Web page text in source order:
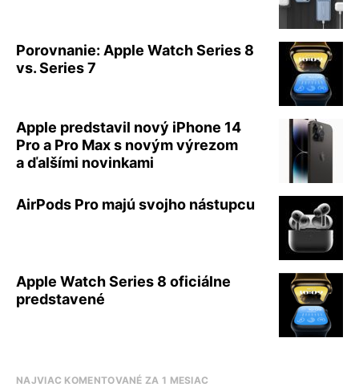
Porovnanie: Apple Watch Series 8
vs. Series 7
Apple predstavil nový iPhone 14
Pro a Pro Max s novým výrezom
a ďalšími novinkami
AirPods Pro majú svojho nástupcu
Apple Watch Series 8 oficiálne
predstavené
NAJVIAC KOMENTOVANÉ ZA 1 MESIAC